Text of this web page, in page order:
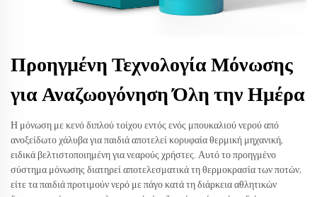
Προηγμένη Τεχνολογία Μόνωσης
για Αναζωογόνηση Όλη την Ημέρα
Η μόνωση με κενό διπλού τοίχου εντός ενός μπουκαλιού νερού από
ανοξείδωτο χάλυβα για παιδιά αποτελεί κορυφαία θερμική μηχανική,
ειδικά βελτιστοποιημένη για νεαρούς χρήστες. Αυτό το προηγμένο
σύστημα μόνωσης διατηρεί αποτελεσματικά τη θερμοκρασία των ποτών,
είτε τα παιδιά προτιμούν νερό με πάγο κατά τη διάρκεια αθλητικών